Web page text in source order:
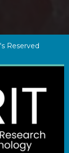
Reserved